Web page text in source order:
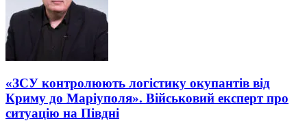
«ЗСУ контролюють логістику окупантів від
Криму до Маріуполя». Військовий експерт про
ситуацію на Півдні